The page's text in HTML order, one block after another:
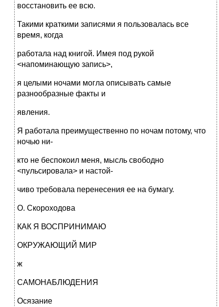
восстановить ее всю.
Такими краткими записями я пользовалась все
время, когда
работала над книгой. Имея под рукой
<напоминающую запись>,
я целыми ночами могла описывать самые
разнообразные факты и
явления.
Я работала преимущественно по ночам потому, что
ночью ни-
кто не беспокоил меня, мысль свободно
<пульсировала> и настой-
чиво требовала перенесения ее на бумагу.
О. Скороходова
КАК Я ВОСПРИНИМАЮ
ОКРУЖАЮЩИЙ МИР
ж
САМОНАБЛЮДЕНИЯ
Осязание